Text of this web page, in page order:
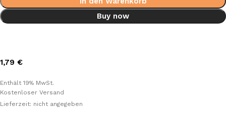
Buy now
1,79 €
Enthält 19% MwSt.
Kostenloser Versand
Lieferzeit: nicht angegeben